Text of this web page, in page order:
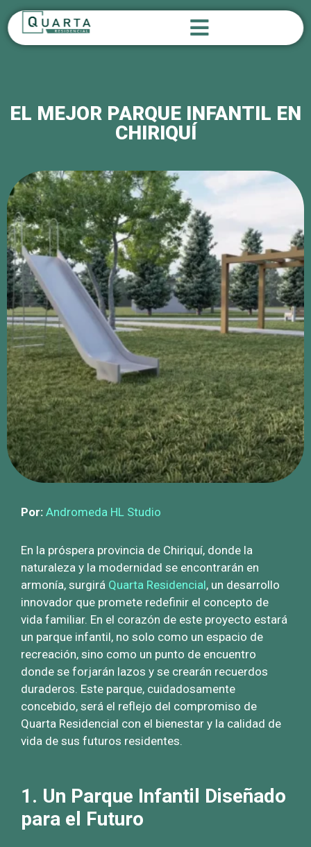
EL MEJOR PARQUE INFANTIL EN
CHIRIQUÍ
Por: Andromeda HL Studio
En la próspera provincia de Chiriquí, donde la
naturaleza y la modernidad se encontrarán en
armonía, surgirá Quarta Residencial, un desarrollo
innovador que promete redefinir el concepto de
vida familiar. En el corazón de este proyecto estará
un parque infantil, no solo como un espacio de
recreación, sino como un punto de encuentro
donde se forjarán lazos y se crearán recuerdos
duraderos. Este parque, cuidadosamente
concebido, será el reflejo del compromiso de
Quarta Residencial con el bienestar y la calidad de
vida de sus futuros residentes.
1. Un Parque Infantil Diseñado
para el Futuro